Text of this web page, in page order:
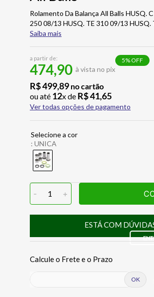
Rolamento Da Balança All Balls HUSQ.
250 08/13 HUSQ. TE 310 09/13
Saiba mais
a partir de:
474,90 à vista no pix
5% OFF
R$499,89 no cartão
ou até 12x de R$41,65
Ver todas opções de pagamento
: UNICA
- 1 +
ESTÁ COM